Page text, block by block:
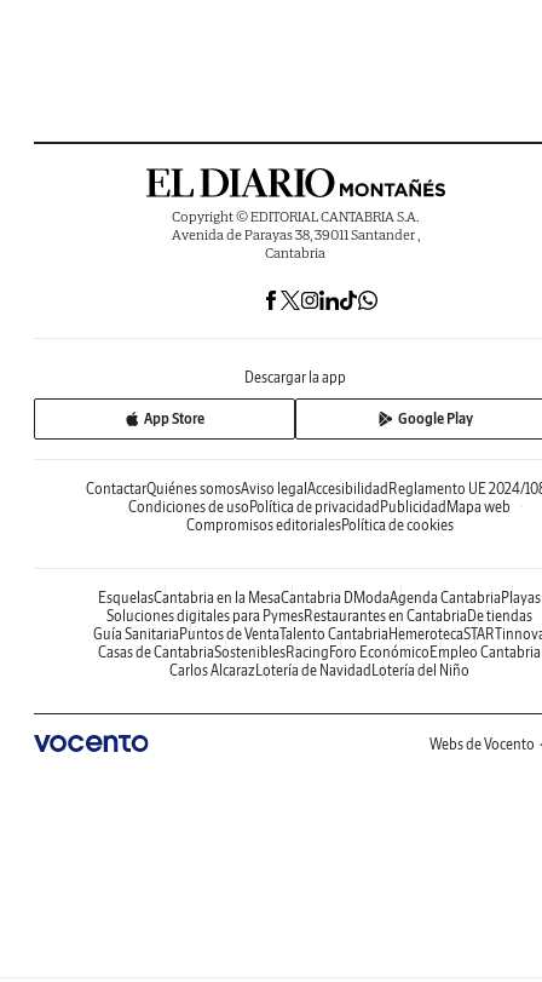
Copyright © EDITORIAL CANTABRIA S.A.
Avenida de Parayas 38, 39011 Santander ,
Cantabria
Descargar la app
App Store Google Play
ContactarQuiénes somosAviso legalAccesibilidadReglamento UE 2024/
Condiciones de usoPolítica de privacidadPublicidadMapa web
Compromisos editorialesPolítica de cookies
EsquelasCantabria en la MesaCantabria DModaAgenda CantabriaPlayas
Soluciones digitales para PymesRestaurantes en CantabriaDe tiendas
Guía SanitariaPuntos de VentaTalento CantabriaHemeroteca
Casas de CantabriaSosteniblesRacingForo EconómicoEmpleo Cantabria
Carlos AlcarazLotería de NavidadLotería del Niño
Webs de Vocento